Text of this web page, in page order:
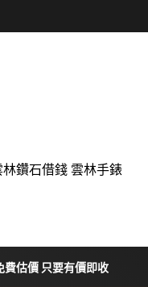
鑽石借錢 雲林手錶
價即收 彰化流